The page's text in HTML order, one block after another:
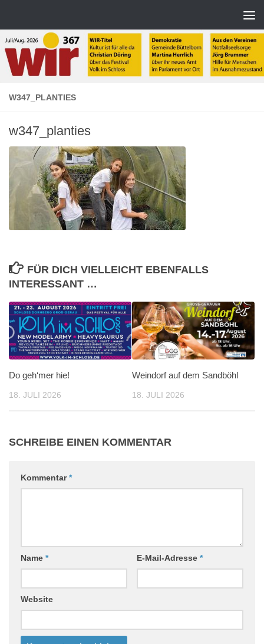
W347_PLANTIES
w347_planties
FÜR DICH VIELLEICHT EBENFALLS
INTERESSANT …
Do geh‘mer hie!
18. JULI 2026
Weindorf auf dem Sandböhl
18. JULI 2026
SCHREIBE EINEN KOMMENTAR
Kommentar*
Name * E-Mail-Adresse *
Website